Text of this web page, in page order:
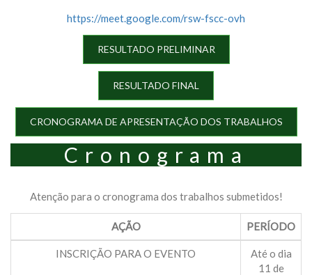
https://meet.google.com/rsw-fscc-ovh
RESULTADO PRELIMINAR
RESULTADO FINAL
CRONOGRAMA DE APRESENTAÇÃO DOS TRABALHOS
Cronograma
Atenção para o cronograma dos trabalhos submetidos!
AÇÃO PERÍODO
INSCRIÇÃO PARA O EVENTO
Até o dia
11 de